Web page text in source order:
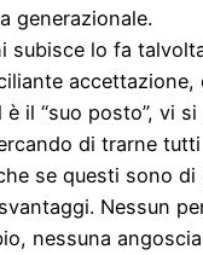
generazionale.
subisce lo fa
accettazione,
il “suo posto”, vi si
di trarne
se questi sono di
Nessun
nessuna